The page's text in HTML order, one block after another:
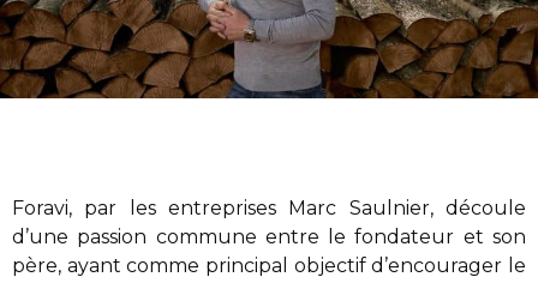
Foravi, par les entreprises Marc Saulnier, découle
d’une passion commune entre le fondateur et son
père, ayant comme principal objectif d’encourager le